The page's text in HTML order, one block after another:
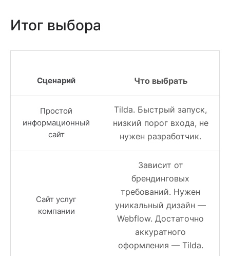
Итог выбора
Сценарий Что выбрать
Простой
информационный
сайт
Tilda. Быстрый запуск,
низкий порог входа, не
нужен разработчик.
Сайт услуг
компании
Зависит от
брендинговых
требований. Нужен
уникальный дизайн —
Webflow. Достаточно
аккуратного
оформления — Tilda.